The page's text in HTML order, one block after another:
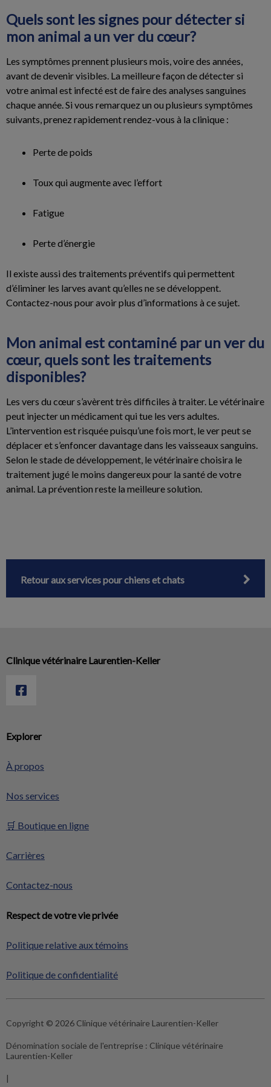
Quels sont les signes pour détecter si
mon animal a un ver du cœur?
Les symptômes prennent plusieurs mois, voire des années,
avant de devenir visibles. La meilleure façon de détecter si
votre animal est infecté est de faire des analyses sanguines
chaque année. Si vous remarquez un ou plusieurs symptômes
suivants, prenez rapidement rendez-vous à la clinique :
Perte de poids
Toux qui augmente avec l’effort
Fatigue
Perte d’énergie
Il existe aussi des traitements préventifs qui permettent
d’éliminer les larves avant qu’elles ne se développent.
Contactez-nous pour avoir plus d’informations à ce sujet.
Mon animal est contaminé par un ver du
cœur, quels sont les traitements
disponibles?
Les vers du cœur s’avèrent très difficiles à traiter. Le vétérinaire
peut injecter un médicament qui tue les vers adultes.
L’intervention est risquée puisqu’une fois mort, le ver peut se
déplacer et s’enfoncer davantage dans les vaisseaux sanguins.
Selon le stade de développement, le vétérinaire choisira le
traitement jugé le moins dangereux pour la santé de votre
animal. La prévention reste la meilleure solution.
Retour aux services pour chiens et chats
Explorer
À propos
Nos services
🛒 Boutique en ligne
Carrières
Contactez-nous
Respect de votre vie privée
Politique relative aux témoins
Politique de confidentialité
Clinique vétérinaire Laurentien-Keller
Copyright © 2026 Clinique vétérinaire Laurentien-Keller
Dénomination sociale de l'entreprise : Clinique vétérinaire
Laurentien-Keller
|